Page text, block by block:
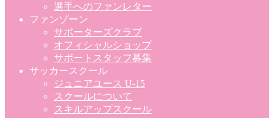
選手へのファンレター
ファンゾーン
サポーターズクラブ
オフィシャルショップ
サポートスタッフ募集
サッカースクール
ジュニアユース U-15
スクールについて
スキルアップスクール